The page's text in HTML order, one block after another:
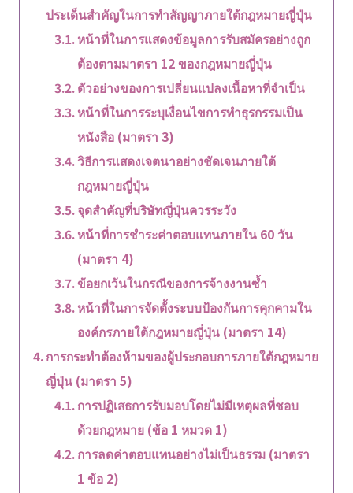
ประเด็นสำคัญในการทำสัญญาภายใต้กฎหมายญี่ปุ่น
หน้าที่ในการแสดงข้อมูลการรับสมัครอย่างถูก
ต้องตามมาตรา 12 ของกฎหมายญี่ปุ่น
ตัวอย่างของการเปลี่ยนแปลงเนื้อหาที่จำเป็น
หน้าที่ในการระบุเงื่อนไขการทำธุรกรรมเป็น
หนังสือ (มาตรา 3)
วิธีการแสดงเจตนาอย่างชัดเจนภายใต้
กฎหมายญี่ปุ่น
จุดสำคัญที่บริษัทญี่ปุ่นควรระวัง
หน้าที่การชำระค่าตอบแทนภายใน 60 วัน
(มาตรา 4)
ข้อยกเว้นในกรณีของการจ้างงานซ้ำ
หน้าที่ในการจัดตั้งระบบป้องกันการคุกคามใน
องค์กรภายใต้กฎหมายญี่ปุ่น (มาตรา 14)
การกระทำต้องห้ามของผู้ประกอบการภายใต้กฎหมาย
ญี่ปุ่น (มาตรา 5)
การปฏิเสธการรับมอบโดยไม่มีเหตุผลที่ชอบ
ด้วยกฎหมาย (ข้อ 1 หมวด 1)
การลดค่าตอบแทนอย่างไม่เป็นธรรม (มาตรา
1 ข้อ 2)